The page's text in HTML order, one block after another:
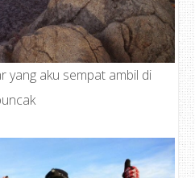
yang aku sempat ambil di